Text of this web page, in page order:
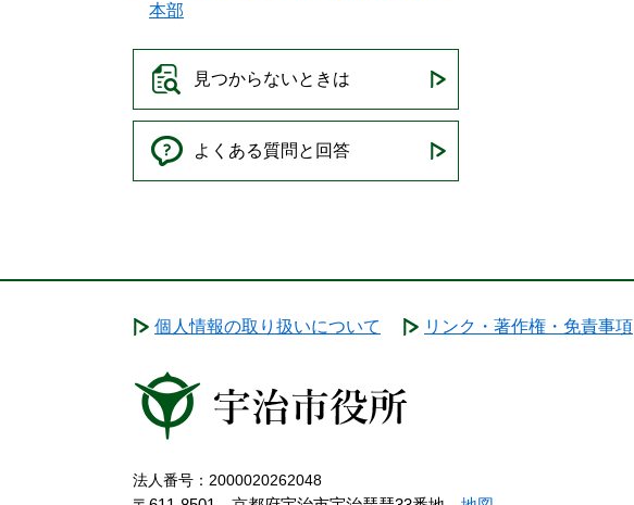
本部
見つからないときは
よくある質問と回答
個人情報の取り扱いについて リンク・著作権・免責事項
法人番号：2000020262048